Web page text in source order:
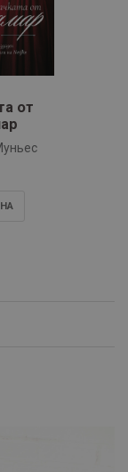
от